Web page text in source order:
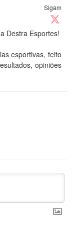
Sigam
Destra Esportes!
esportivas, feito
opiniões